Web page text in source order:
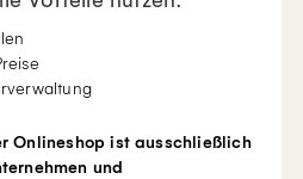
Onlineshop ist ausschließlich
und